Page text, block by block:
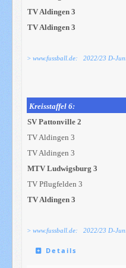
TV Aldingen 3
TV Aldingen 3
> www.fussball.de: 2022/23 D-
Kreisstaffel 6:
SV Pattonville 2
TV Aldingen 3
TV Aldingen 3
MTV Ludwigsburg 3
TV Pflugfelden 3
TV Aldingen 3
> www.fussball.de: 2022/23 D-
Details